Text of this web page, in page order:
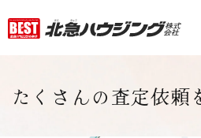
たくさんの査定依頼